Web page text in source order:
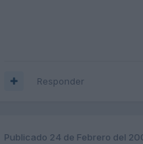
Responder
Publicado 24 de Febrero del